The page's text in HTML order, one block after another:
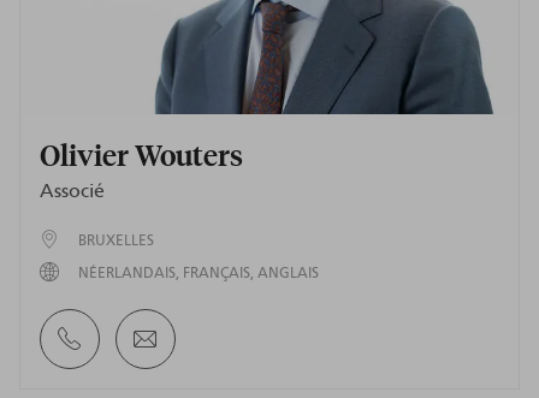
Olivier Wouters
Associé
BRUXELLES
NÉERLANDAIS FRANÇAIS ANGLAIS